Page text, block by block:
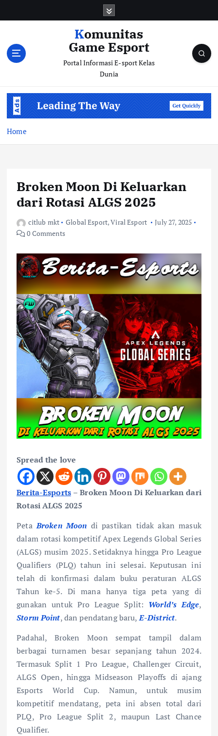
Komunitas
Game Esport
Portal Informasi E-sport Kelas
Dunia
Home
Broken Moon Di Keluarkan
dari Rotasi ALGS 2025
citlub mkt Global Esport,Viral Esport
July 27, 2025
0 Comments
Spread the love
Berita-Esports –Broken Moon Di Keluarkan dari
Rotasi ALGS 2025
PetaBroken Moon di pastikan tidak akan masuk
dalam rotasi kompetitif Apex Legends Global Series
(ALGS) musim 2025. Setidaknya hingga Pro League
Qualifiers (PLQ) tahun ini selesai. Keputusan ini
telah di konfirmasi dalam buku peraturan ALGS
Tahun ke-5. Di mana hanya tiga peta yang di
gunakan untuk Pro League Split: World’s Edge,
Storm Point, dan pendatang baru,E-District.
Padahal, Broken Moon sempat tampil dalam
berbagai turnamen besar sepanjang tahun 2024.
Termasuk Split 1 Pro League, Challenger Circuit,
ALGS Open, hingga Midseason Playoffs di ajang
Esports World Cup. Namun, untuk musim
kompetitif mendatang, peta ini absen total dari
PLQ, Pro League Split 2, maupun Last Chance
Qualifier.